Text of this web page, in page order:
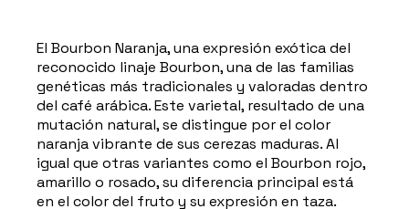
El Bourbon Naranja, una expresión exótica del
reconocido linaje Bourbon, una de las familias
genéticas más tradicionales y valoradas dentro
del café arábica. Este varietal, resultado de una
mutación natural, se distingue por el color
naranja vibrante de sus cerezas maduras. Al
igual que otras variantes como el Bourbon rojo,
amarillo o rosado, su diferencia principal está
en el color del fruto y su expresión en taza.